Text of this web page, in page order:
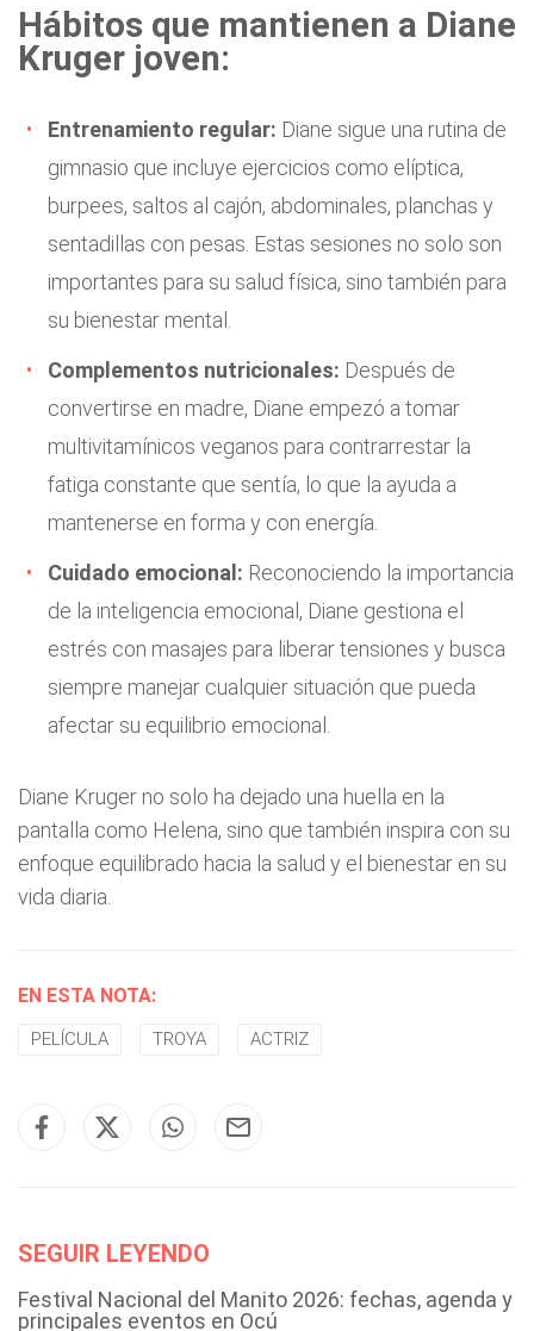
Hábitos que mantienen a Diane
Kruger joven:
Entrenamiento regular: Diane sigue una rutina de
gimnasio que incluye ejercicios como elíptica,
burpees, saltos al cajón, abdominales, planchas y
sentadillas con pesas. Estas sesiones no solo son
importantes para su salud física, sino también para
su bienestar mental.
Complementos nutricionales: Después de
convertirse en madre, Diane empezó a tomar
multivitamínicos veganos para contrarrestar la
fatiga constante que sentía, lo que la ayuda a
mantenerse en forma y con energía.
Cuidado emocional: Reconociendo la importancia
de la inteligencia emocional, Diane gestiona el
estrés con masajes para liberar tensiones y busca
siempre manejar cualquier situación que pueda
afectar su equilibrio emocional.
Diane Kruger no solo ha dejado una huella en la
pantalla como Helena, sino que también inspira con su
enfoque equilibrado hacia la salud y el bienestar en su
vida diaria.
EN ESTA NOTA:
PELÍCULA TROYA ACTRIZ
SEGUIR LEYENDO
Festival Nacional del Manito 2026: fechas, agenda y
principales eventos en Ocú